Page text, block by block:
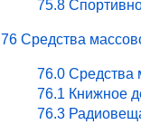
75.8
76 Средства
76.0
76.1 Книжное
76.3